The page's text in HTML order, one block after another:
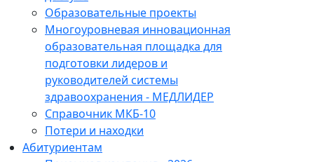
Образовательные проекты
Многоуровневая инновационная
образовательная площадка для
подготовки лидеров и
руководителей системы
здравоохранения - МЕДЛИДЕР
Справочник МКБ-10
Потери и находки
Абитуриентам